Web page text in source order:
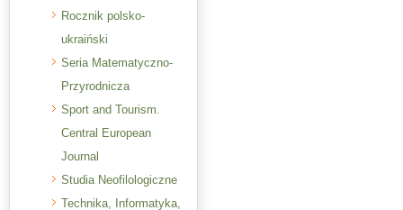
Rocznik polsko-
ukraiński
Seria Matematyczno-
Przyrodnicza
Sport and Tourism.
Central European
Journal
Studia Neofilologiczne
Technika, Informatyka,